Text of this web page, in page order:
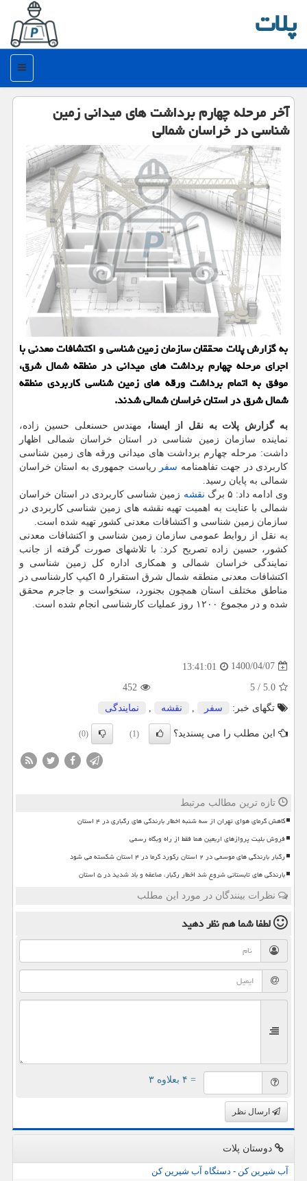
پلات
منو
آخر مرحله چهارم برداشت های میدانی زمین
شناسی در خراسان شمالی
به گزارش پلات محققان سازمان زمین شناسی و اکتشافات معدنی با
اجرای مرحله چهارم برداشت های میدانی در منطقه شمال شرق،
موفق به اتمام برداشت ورقه های زمین شناسی کاربردی منطقه
شمال شرق در استان خراسان شمالی شدند.
به گزارش پلات به نقل از ایسنا، مهندس حسنعلی حسین زاده،
نماینده سازمان زمین شناسی در استان خراسان شمالی اظهار
داشت: مرحله چهارم برداشت های میدانی ورقه های زمین شناسی
کاربردی در جهت تفاهمنامه سفر ریاست جمهوری به استان خراسان
شمالی به پایان رسید.
وی ادامه داد: ۵ برگ
نقشه زمین شناسی کاربردی در استان خراسان
شمالی با عنایت به اهمیت تهیه نقشه های زمین شناسی کاربردی در
سازمان زمین شناسی و اکتشافات معدنی کشور تهیه شده است.
به نقل از روابط عمومی سازمان زمین شناسی و اکتشافات معدنی
کشور، حسین زاده تصریح کرد: با تلاشهای صورت گرفته از جانب
نمایندگی خراسان شمالی و همکاری اداره کل زمین شناسی و
اکتشافات معدنی منطقه شمال شرق استقرار ۵ اکیپ کارشناسی در
مناطق مختلف استان همچون بجنورد، سنخواست و جاجرم محقق
شده و در مجموع ۱۲۰۰ روز عملیات کارشناسی انجام شده است.
1400/04/07
13:41:01
5.0
/
5
452
تگهای خبر:
سفر نقشه نمایندگی
این مطلب را می پسندید؟ (1)
(0)
تازه ترین مطالب مرتبط
کاهش گرمای هوای تهران از سه شنبه اخطار بارندگی های رگباری در ۴ استان
فروش بلیت پروازهای اربعین هما فقط از راه وبگاه رسمی
رگبار بارندگی های موسمی در ۲ استان رکورد گرما در ۴ استان شکسته می شود
بارندگی های تابستانی شروع شد اخطار رگبار، صاعقه و باد شدید در ۵ استان
نظرات بینندگان در مورد این مطلب
لطفا شما همنظر دهید
= ۴ بعلاوه ۳
ارسال نظر
دوستان پلات
آب شیرین کن - دستگاه آب شیرین کن